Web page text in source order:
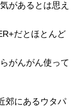
があるとは思え
だとほとんど
がんがん使って
郊にあるウタパ